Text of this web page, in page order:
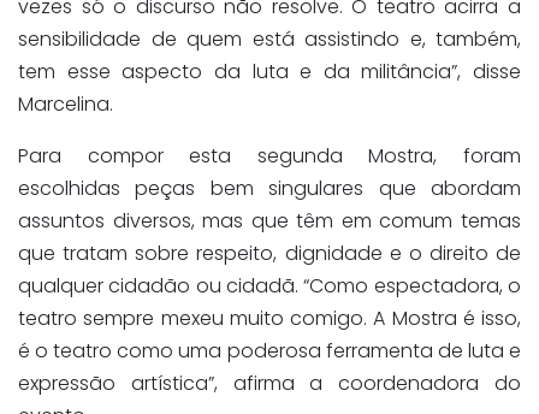
vezes só o discurso não resolve. O teatro acirra a
sensibilidade de quem está assistindo e, também,
tem esse aspecto da luta e da militância”, disse
Marcelina.
Para compor esta segunda Mostra, foram
escolhidas peças bem singulares que abordam
assuntos diversos, mas que têm em comum temas
que tratam sobre respeito, dignidade e o direito de
qualquer cidadão ou cidadã. “Como espectadora, o
teatro sempre mexeu muito comigo. A Mostra é isso,
é o teatro como uma poderosa ferramenta de luta e
expressão artística”, afirma a coordenadora do